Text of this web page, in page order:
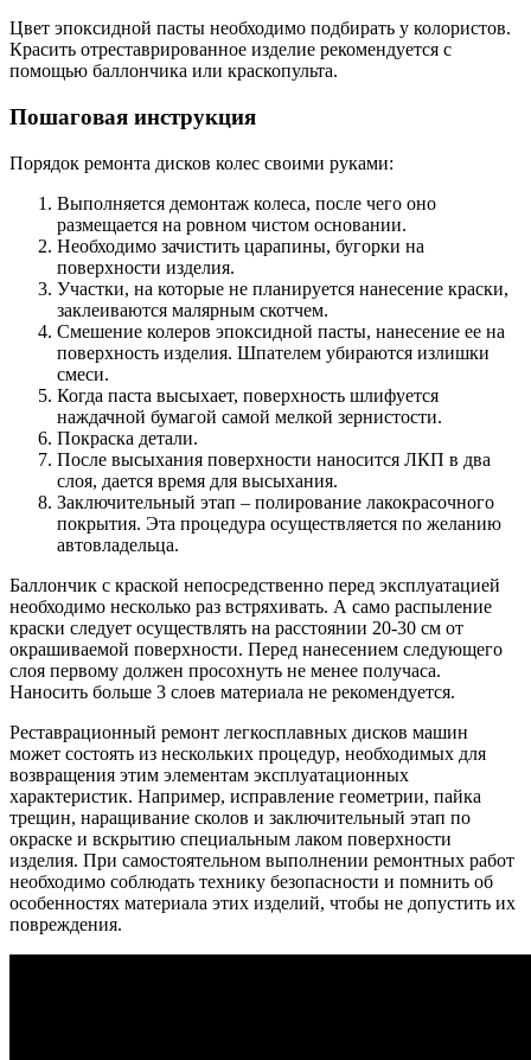
Цвет эпоксидной пасты необходимо подбирать у колористов.
Красить отреставрированное изделие рекомендуется с
помощью баллончика или краскопульта.
Пошаговая инструкция
Порядок ремонта дисков колес своими руками:
Выполняется демонтаж колеса, после чего оно
размещается на ровном чистом основании.
Необходимо зачистить царапины, бугорки на
поверхности изделия.
Участки, на которые не планируется нанесение краски,
заклеиваются малярным скотчем.
Смешение колеров эпоксидной пасты, нанесение ее на
поверхность изделия. Шпателем убираются излишки
смеси.
Когда паста высыхает, поверхность шлифуется
наждачной бумагой самой мелкой зернистости.
Покраска детали.
После высыхания поверхности наносится ЛКП в два
слоя, дается время для высыхания.
Заключительный этап – полирование лакокрасочного
покрытия. Эта процедура осуществляется по желанию
автовладельца.
Баллончик с краской непосредственно перед эксплуатацией
необходимо несколько раз встряхивать. А само распыление
краски следует осуществлять на расстоянии 20-30 см от
окрашиваемой поверхности. Перед нанесением следующего
слоя первому должен просохнуть не менее получаса.
Наносить больше 3 слоев материала не рекомендуется.
Реставрационный ремонт легкосплавных дисков машин
может состоять из нескольких процедур, необходимых для
возвращения этим элементам эксплуатационных
характеристик. Например, исправление геометрии, пайка
трещин, наращивание сколов и заключительный этап по
окраске и вскрытию специальным лаком поверхности
изделия. При самостоятельном выполнении ремонтных работ
необходимо соблюдать технику безопасности и помнить об
особенностях материала этих изделий, чтобы не допустить их
повреждения.